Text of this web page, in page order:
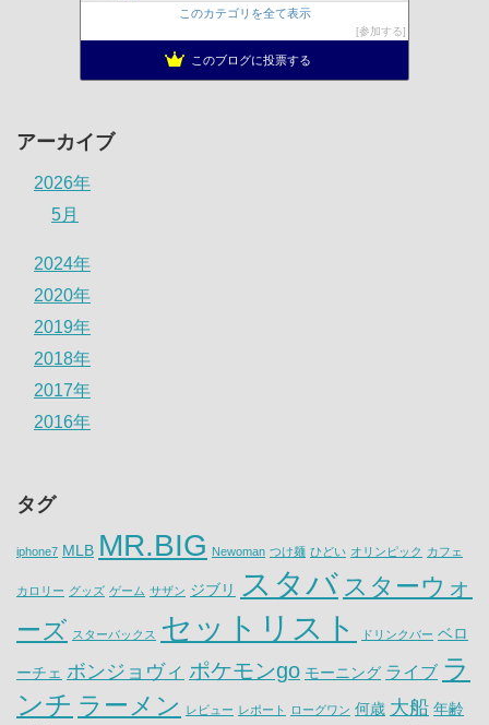
このカテゴリを全て表示
参加する
このブログに投票する
アーカイブ
2026年
5月
2024年
2020年
2019年
2018年
2017年
2016年
タグ
iphone7 MLB MR.BIG Newoman つけ麺 ひどい オリンピック カフェ
カロリー グッズ ゲーム サザン ジブリ スタバ スターウォ
ーズ スターバックス セットリスト ドリンクバー ベロ
ーチェ ボンジョヴィ ポケモンgo モーニング ライブ ラ
ンチ ラーメン レビュー レポート ローグワン 何歳 大船 年齢